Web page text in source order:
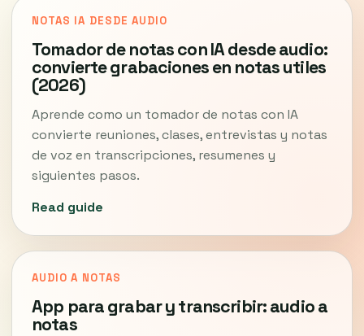
NOTAS IA DESDE AUDIO
Tomador de notas con IA desde audio:
convierte grabaciones en notas utiles
(2026)
Aprende como un tomador de notas con IA
convierte reuniones, clases, entrevistas y notas
de voz en transcripciones, resumenes y
siguientes pasos.
Read guide
AUDIO A NOTAS
App para grabar y transcribir: audio a
notas